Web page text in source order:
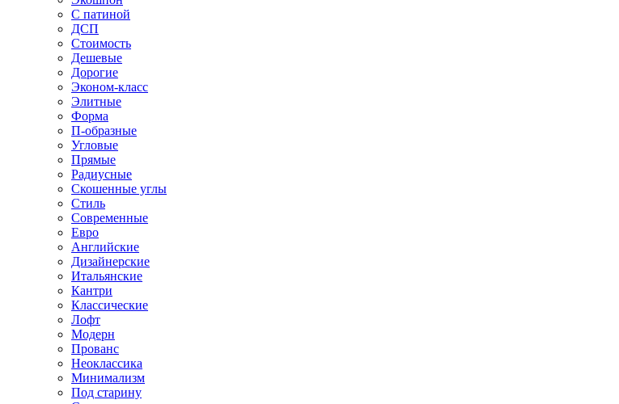
С патиной
ДСП
Стоимость
Дешевые
Дорогие
Эконом-класс
Элитные
Форма
П-образные
Угловые
Прямые
Радиусные
Скошенные углы
Стиль
Современные
Евро
Английские
Дизайнерские
Итальянские
Кантри
Классические
Лофт
Модерн
Прованс
Неоклассика
Минимализм
Под старину